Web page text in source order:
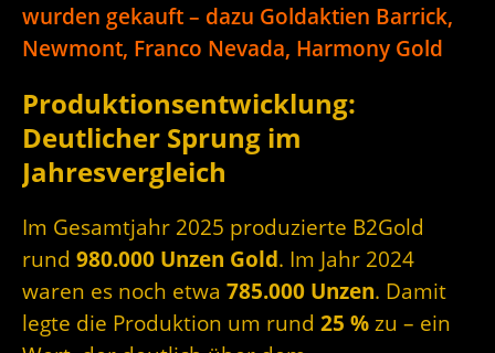
wurden gekauft – dazu Goldaktien Barrick,
Newmont, Franco Nevada, Harmony Gold
Produktionsentwicklung:
Deutlicher Sprung im
Jahresvergleich
Im Gesamtjahr 2025 produzierte B2Gold
rund 980.000 Unzen Gold. Im Jahr 2024
waren es noch etwa 785.000 Unzen. Damit
legte die Produktion um rund 25 % zu – ein